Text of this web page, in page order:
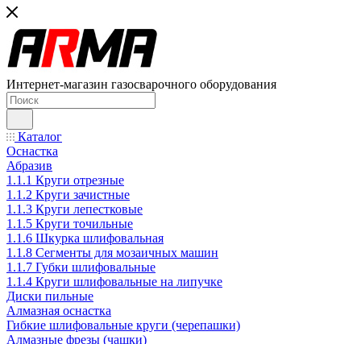
Интернет-магазин газосварочного оборудования
Каталог
Оснастка
Абразив
1.1.1 Круги отрезные
1.1.2 Круги зачистные
1.1.3 Круги лепестковые
1.1.5 Круги точильные
1.1.6 Шкурка шлифовальная
1.1.8 Сегменты для мозаичных машин
1.1.7 Губки шлифовальные
1.1.4 Круги шлифовальные на липучке
Диски пильные
Алмазная оснастка
Гибкие шлифовальные круги (черепашки)
Алмазные фрезы (чашки)